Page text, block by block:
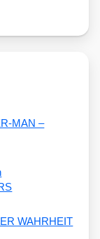
MAN –
WAHRHEIT